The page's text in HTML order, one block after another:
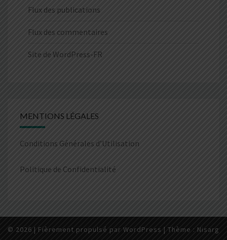
Flux des publications
Flux des commentaires
Site de WordPress-FR
MENTIONS LÉGALES
Conditions Générales d’Utilisation
Politique de Confidentialité
© 2026 | Fièrement propulsé par WordPress | Thème : Nisarg